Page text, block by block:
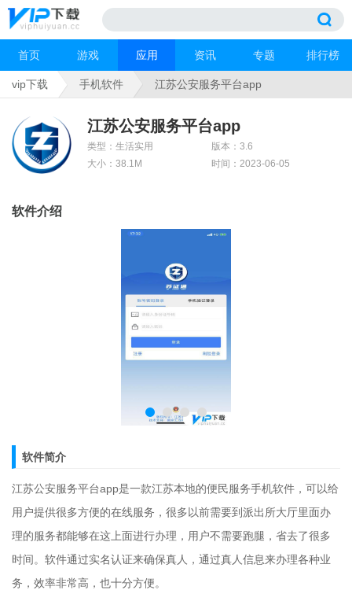
首页 游戏 应用 资讯 专题 排行榜
vip下载 手机软件 江苏公安服务平台app
江苏公安服务平台app
类型：生活实用
版本：3.6
大小：38.1M
时间：2023-06-05
软件介绍
软件简介
江苏公安服务平台app是一款江苏本地的便民服务手机软件，可以给
用户提供很多方便的在线服务，很多以前需要到派出所大厅里面办
理的服务都能够在这上面进行办理，用户不需要跑腿，省去了很多
时间。软件通过实名认证来确保真人，通过真人信息来办理各种业
务，效率非常高，也十分方便。